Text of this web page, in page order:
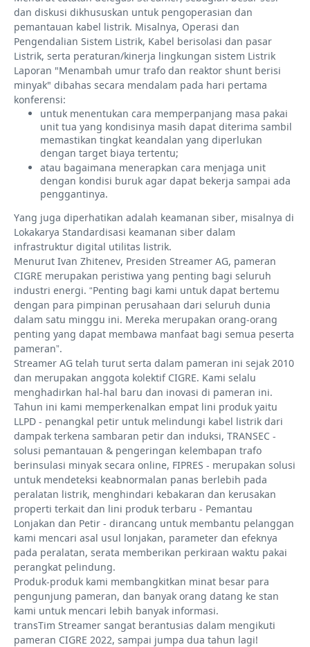
dan diskusi dikhususkan untuk pengoperasian dan
pemantauan kabel listrik. Misalnya, Operasi dan
Pengendalian Sistem Listrik, Kabel berisolasi dan pasar
Listrik, serta peraturan/kinerja lingkungan sistem Listrik
Laporan "Menambah umur trafo dan reaktor shunt berisi
minyak" dibahas secara mendalam pada hari pertama
konferensi:
untuk menentukan cara memperpanjang masa pakai
unit tua yang kondisinya masih dapat diterima sambil
memastikan tingkat keandalan yang diperlukan
dengan target biaya tertentu;
atau bagaimana menerapkan cara menjaga unit
dengan kondisi buruk agar dapat bekerja sampai ada
penggantinya.
Yang juga diperhatikan adalah keamanan siber, misalnya di
Lokakarya Standardisasi keamanan siber dalam
infrastruktur digital utilitas listrik.
Menurut Ivan Zhitenev, Presiden Streamer AG, pameran
CIGRE merupakan peristiwa yang penting bagi seluruh
industri energi. “Penting bagi kami untuk dapat bertemu
dengan para pimpinan perusahaan dari seluruh dunia
dalam satu minggu ini. Mereka merupakan orang-orang
penting yang dapat membawa manfaat bagi semua peserta
pameran”.
Streamer AG telah turut serta dalam pameran ini sejak 2010
dan merupakan anggota kolektif CIGRE. Kami selalu
menghadirkan hal-hal baru dan inovasi di pameran ini.
Tahun ini kami memperkenalkan empat lini produk yaitu
LLPD - penangkal petir untuk melindungi kabel listrik dari
dampak terkena sambaran petir dan induksi, TRANSEC -
solusi pemantauan & pengeringan kelembapan trafo
berinsulasi minyak secara online, FIPRES - merupakan solusi
untuk mendeteksi keabnormalan panas berlebih pada
peralatan listrik, menghindari kebakaran dan kerusakan
properti terkait dan lini produk terbaru - Pemantau
Lonjakan dan Petir - dirancang untuk membantu pelanggan
kami mencari asal usul lonjakan, parameter dan efeknya
pada peralatan, serata memberikan perkiraan waktu pakai
perangkat pelindung.
Produk-produk kami membangkitkan minat besar para
pengunjung pameran, dan banyak orang datang ke stan
kami untuk mencari lebih banyak informasi.
transTim Streamer sangat berantusias dalam mengikuti
pameran CIGRE 2022, sampai jumpa dua tahun lagi!